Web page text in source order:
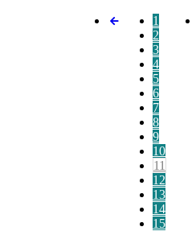
1
2
3
4
5
6
7
8
9
10
11
12
13
14
15